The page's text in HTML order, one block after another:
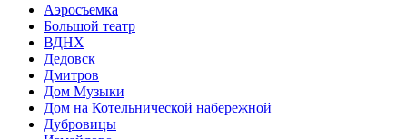
Аэросъемка
Большой театр
ВДНХ
Дедовск
Дмитров
Дом Музыки
Дом на Котельнической набережной
Дубровицы